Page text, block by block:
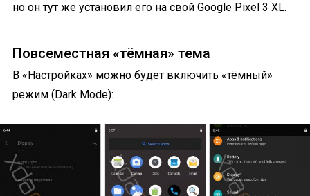
но он тут же установил его на свой Google Pixel 3 XL.
Повсеместная «тёмная» тема
В «Настройках» можно будет включить «тёмный»
режим (Dark Mode):